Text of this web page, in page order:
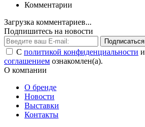
Комментарии
Загрузка комментариев...
Подпишитесь на новости
Подписаться
С политикой конфиденциальности и
соглашением ознакомлен(а).
О компании
О бренде
Новости
Выставки
Контакты